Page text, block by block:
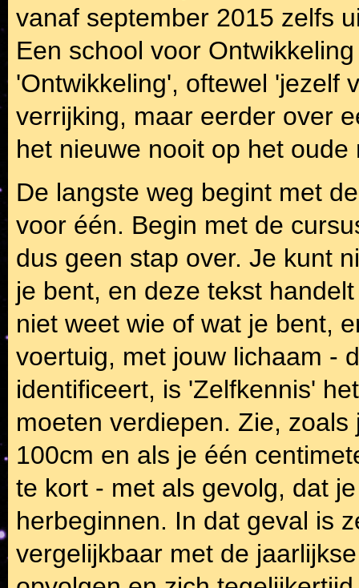
vanaf september 2015 zelfs
Een school voor
'Ontwikkeling', oftewel 'jezelf
verrijking, maar eerder over
het nieuwe nooit op het
De langste weg begint met
voor één. Begin met de
dus geen stap over. Je kunt
je bent, en deze tekst
niet weet wie of wat je bent,
voertuig, met jouw lichaam -
identificeert, is 'Zelfkennis'
moeten verdiepen. Zie,
100cm en als je één
te kort - met als gevolg, dat
herbeginnen. In dat geval is
vergelijkbaar met de